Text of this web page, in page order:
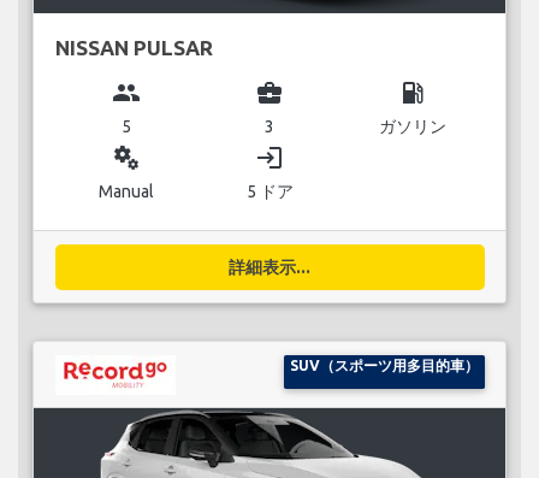
NISSAN PULSAR
group
5
business_center
3
local_gas_station
ガソリン
miscellaneous_services
Manual
login
5 ドア
詳細表示...
SUV（スポーツ用多目的車）